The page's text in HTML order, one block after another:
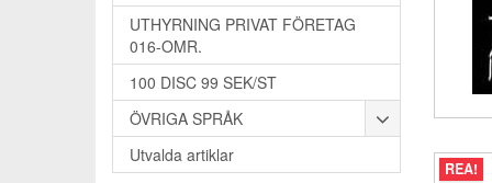
UTHYRNING PRIVAT FÖRETAG
016-OMR.
100 DISC 99 SEK/ST
ÖVRIGA SPRÅK
Utvalda artiklar
REA!